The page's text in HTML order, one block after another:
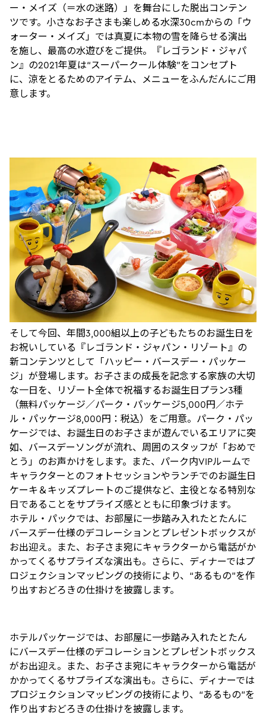
ー・メイズ（＝水の迷路）」を舞台にした脱出コンテン
ツです。小さなお子さまも楽しめる水深30cmからの「ウ
ォーター・メイズ」では真夏に本物の雪を降らせる演出
を施し、最高の水遊びをご提供。『レゴランド・ジャパ
ン』の2021年夏は“スーパークール体験”をコンセプト
に、涼をとるためのアイテム、メニューをふんだんにご用
意します。
そして今回、年間3,000組以上の子どもたちのお誕生日を
お祝いしている『レゴランド・ジャパン・リゾート』の
新コンテンツとして「ハッピー・バースデー・パッケー
ジ」が登場します。お子さまの成長を記念する家族の大切
な一日を、リゾート全体で祝福するお誕生日プラン3種
（無料パッケージ／パーク・パッケージ5,000円／ホテ
ル・パッケージ8,000円：税込）をご用意。パーク・パッ
ケージでは、お誕生日のお子さまが遊んでいるエリアに突
如、バースデーソングが流れ、周囲のスタッフが「おめで
とう」のお声かけをします。また、パーク内VIPルームで
キャラクターとのフォトセッションやランチでのお誕生日
ケーキ＆キッズプレートのご提供など、主役となる特別な
日であることをサプライズ感とともに印象づけます。
ホテル・パックでは、お部屋に一歩踏み入れたとたんに
バースデー仕様のデコレーションとプレゼントボックスが
お出迎え。また、お子さま宛にキャラクターから電話がか
かってくるサプライズな演出も。さらに、ディナーではプ
ロジェクションマッピングの技術により、“あるもの”を作
り出すおどろきの仕掛けを披露します。
ホテルパッケージでは、お部屋に一歩踏み入れたとたん
にバースデー仕様のデコレーションとプレゼントボックス
がお出迎え。また、お子さま宛にキャラクターから電話が
かかってくるサプライズな演出も。さらに、ディナーでは
プロジェクションマッピングの技術により、“あるもの”を
作り出すおどろきの仕掛けを披露します。